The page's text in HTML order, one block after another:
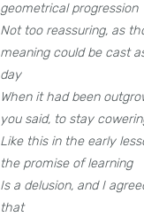
geometrical progression
Not too reassuring, as
meaning could be cast
day
When it had been
you said, to stay
Like this in the early
the promise of learning
Is a delusion, and I
that